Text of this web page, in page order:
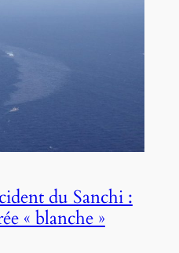
du Sanchi :
« blanche »